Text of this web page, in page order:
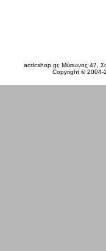
acdcshop.gr, Μύσωνος 47,
Copyright ©